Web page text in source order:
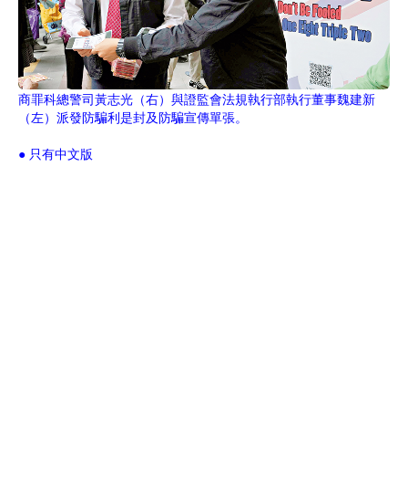
商罪科總警司黃志光（右）與證監會法規執行部執行董事魏建新
（左）派發防騙利是封及防騙宣傳單張。
● 只有中文版